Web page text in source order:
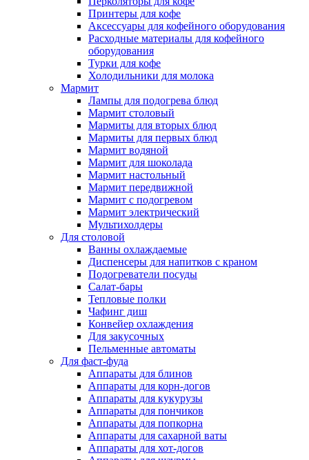
Принтеры для кофе
Аксессуары для кофейного оборудования
Расходные материалы для кофейного
оборудования
Турки для кофе
Холодильники для молока
Мармит
Лампы для подогрева блюд
Мармит столовый
Мармиты для вторых блюд
Мармиты для первых блюд
Мармит водяной
Мармит для шоколада
Мармит настольный
Мармит передвижной
Мармит с подогревом
Мармит электрический
Мультихолдеры
Для столовой
Ванны охлаждаемые
Диспенсеры для напитков с краном
Подогреватели посуды
Салат-бары
Тепловые полки
Чафинг диш
Конвейер охлаждения
Для закусочных
Пельменные автоматы
Для фаст-фуда
Аппараты для блинов
Аппараты для корн-догов
Аппараты для кукурузы
Аппараты для пончиков
Аппараты для попкорна
Аппараты для сахарной ваты
Аппараты для хот-догов